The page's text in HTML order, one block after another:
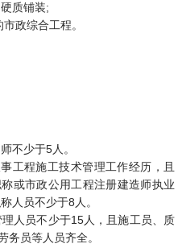
质铺装;
政综合工程。
少于5人。
程施工技术管理工作经历，且
或市政公用工程注册建造师执业
人员不少于8人。
员不少于15人，且施工员、质
务员等人员齐全。